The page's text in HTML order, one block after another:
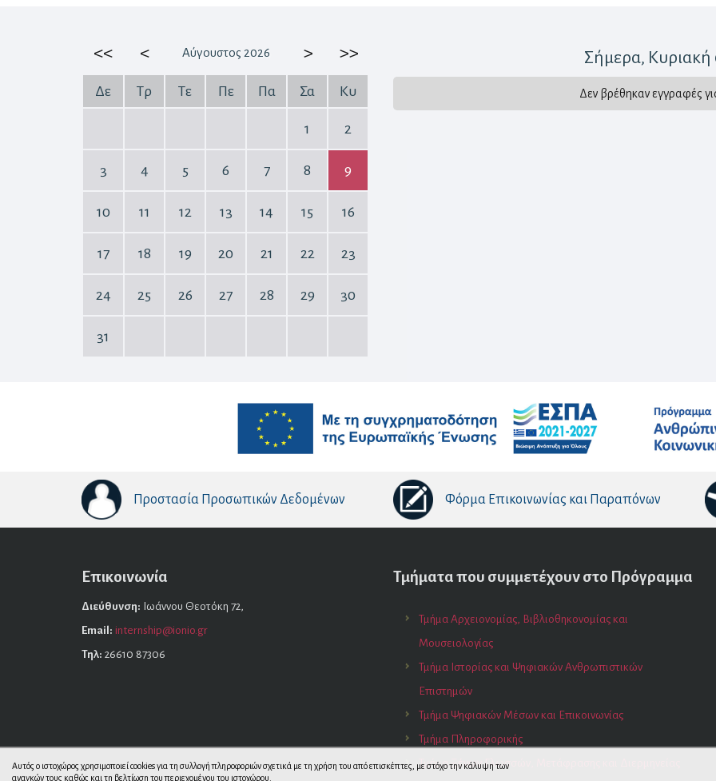
<< < Αύγουστος 2026 > >>
Δε Τρ Τε Πε Πα Σα Κυ
1 2
3 4 5 6 7 8 9
10 11 12 13 14 15 16
17 18 19 20 21 22 23
24 25 26 27 28 29 30
31
Σήμερα,
Δεν βρέθηκαν εγγραφές
Προστασία Προσωπικών Δεδομένων Φόρμα Επικοινωνίας και Παραπόνων
Επικοινωνία
Διεύθυνση: Ιωάννου Θεοτόκη 72,
Email: internship@ionio.gr
Τηλ: 26610 87306
Τμήματα που συμμετέχουν στο Πρόγραμμα
Τμήμα Αρχειονομίας, Βιβλιοθηκονομίας και
Μουσειολογίας
Τμήμα Ιστορίας και Ψηφιακών Ανθρωπιστικών
Επιστημών
Τμήμα Ψηφιακών Μέσων και Επικοινωνίας
Τμήμα Πληροφορικής
Τμήμα Ξένων Γλωσσών, Μετάφρασης και Διερμηνείας
Αυτός ο ιστοχώρος χρησιμοποιεί cookies για τη συλλογή πληροφοριών σχετικά με τη χρήση του από επισκέπτες, με στόχο την κάλυψη των
αναγκών τους καθώς και τη βελτίωση του περιεχομένου του ιστοχώρου.